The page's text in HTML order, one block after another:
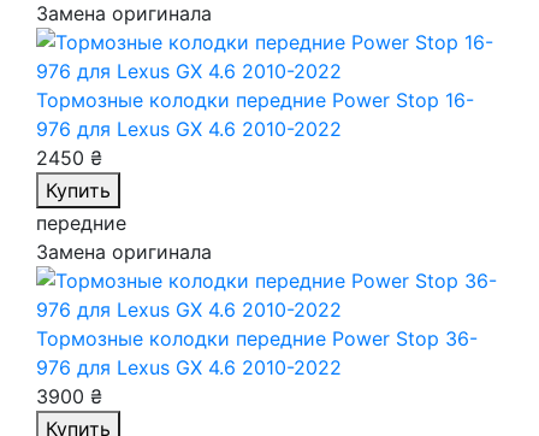
Замена оригинала
Тормозные колодки передние Power Stop 16-
976 для Lexus GX 4.6 2010-2022
2450 ₴
Купить
передние
Замена оригинала
Тормозные колодки передние Power Stop 36-
976 для Lexus GX 4.6 2010-2022
3900 ₴
Купить